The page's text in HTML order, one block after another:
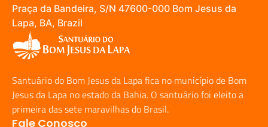
Praça da Bandeira, S/N 47600-000 Bom Jesus da
Lapa, BA, Brazil
Santuário do Bom Jesus da Lapa fica no município de Bom
Jesus da Lapa no estado da Bahia. O santuário foi eleito a
primeira das sete maravilhas do Brasil.
Fale Conosco